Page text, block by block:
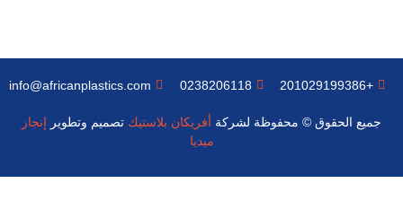
جميع الحقوق © محفوظة لشركة أفريكان بلاستيك تصميم وتطوير إنجاز
ميديا
+201029199386
0238206118
info@africanplastics.com